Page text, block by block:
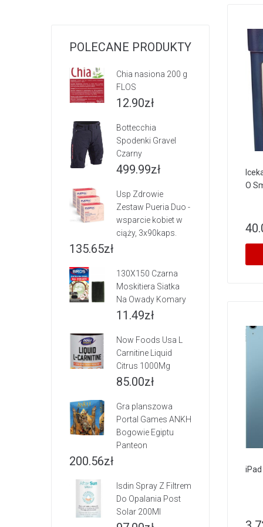
O
POLECANE PRODUKTY
Chia nasiona 200 g
FLOS
12.90zł
Bottecchia
Spodenki Gravel
Czarny
499.99zł
Usp Zdrowie
Zestaw Pueria Duo -
wsparcie kobiet w
ciąży, 3x90kaps.
135.65zł
130X150 Czarna
Moskitiera Siatka
Na Owady Komary
11.49zł
Now Foods Usa L
Carnitine Liquid
Citrus 1000Mg
85.00zł
Gra planszowa
Portal Games ANKH
Bogowie Egiptu
Panteon
200.56zł
Isdin Spray Z Filtrem
Do Opalania Post
Solar 200Ml